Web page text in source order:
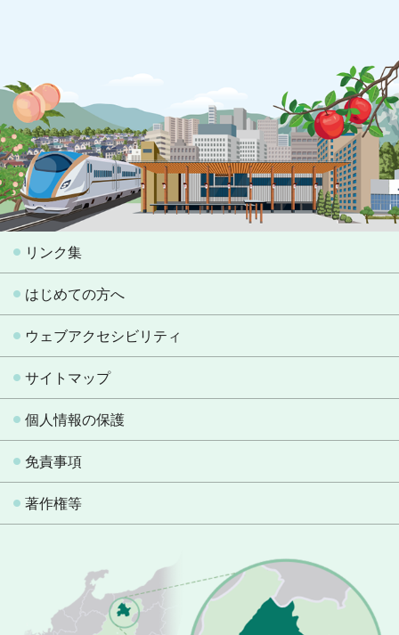
リンク集
はじめての方へ
ウェブアクセシビリティ
サイトマップ
個人情報の保護
免責事項
著作権等